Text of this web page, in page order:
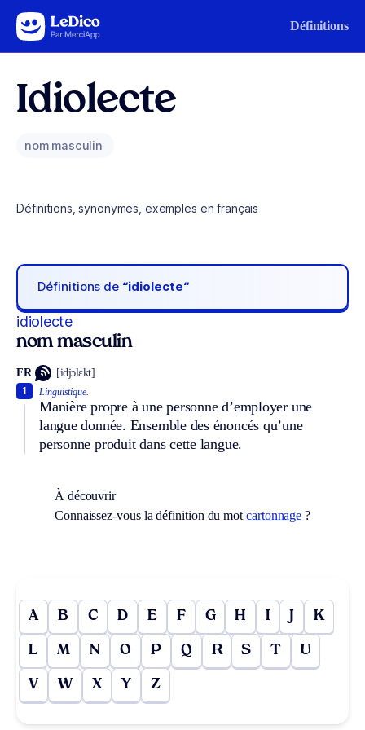
Aller au contenu Définitions
Idiolecte
nom masculin
Définitions, synonymes, exemples en français
Définitions de “idiolecte“
idiolecte
nom masculin
FR [idjɔlɛkt]
Linguistique.
Manière propre à une personne d’employer une
langue donnée. Ensemble des énoncés qu’une
personne produit dans cette langue.
1
À découvrir
Connaissez-vous la définition du mot cartonnage ?
A B C D E F G H I J K
L M N O P Q R S T U
V W X Y Z